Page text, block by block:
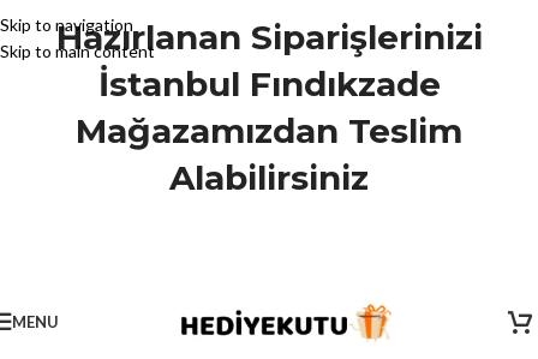
Skip to navigation
Skip to main content
Hazırlanan Siparişlerinizi
İstanbul Fındıkzade
Mağazamızdan Teslim
Alabilirsiniz
MENU